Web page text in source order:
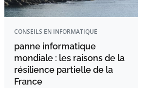
CONSEILS EN INFORMATIQUE
panne informatique
mondiale : les raisons de la
résilience partielle de la
France